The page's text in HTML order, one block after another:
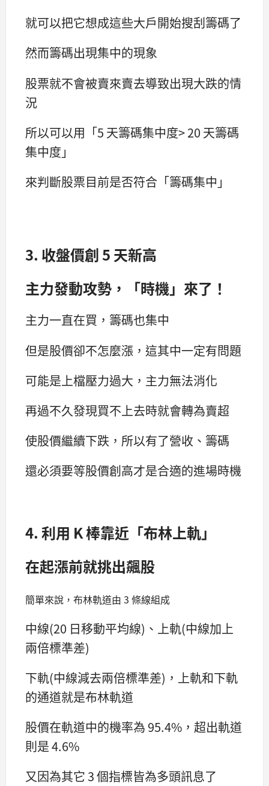
就可以把它想成這些大戶開始搜刮籌碼了
然而籌碼出現集中的現象
股票就不會被賣來賣去導致出現大跌的情
況
所以可以用「5 天籌碼集中度> 20 天籌碼
集中度」
來判斷股票目前是否符合「籌碼集中」
3. 收盤價創 5 天新高
主力發動攻勢，「時機」來了！
主力一直在買，籌碼也集中
但是股價卻不怎麼漲，這其中一定有問題
可能是上檔壓力過大，主力無法消化
再過不久發現買不上去時就會轉為賣超
使股價繼續下跌，所以有了營收、籌碼
還必須要等股價創高才是合適的進場時機
4. 利用 K 棒靠近「布林上軌」
在起漲前就挑出飆股
簡單來說，布林軌道由 3 條線組成
中線(20 日移動平均線)、上軌(中線加上
兩倍標準差)
下軌(中線減去兩倍標準差)，上軌和下軌
的通道就是布林軌道
股價在軌道中的機率為 95.4%，超出軌道
則是 4.6%
又因為其它 3 個指標皆為多頭訊息了